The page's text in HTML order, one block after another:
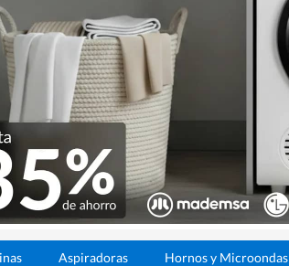
Aspiradoras Hornos y Microondas